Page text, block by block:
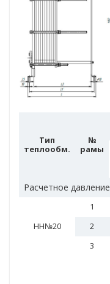
Тип
теплообм.
№
рамы
Расчетное давление
НН№20
1
2
3